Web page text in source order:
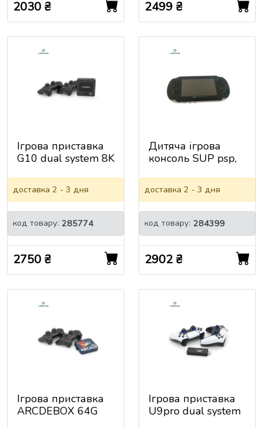
2030 ₴ 2499 ₴
Ігрова приставка
G10 dual system 8K
Android 11.1, HDMI
2.1, WiFi: 2.4G / 5G,
2 Геймпади,
20000+ ІГР
доставка 2 - 3 дня
код товару: 285774
2750 ₴
Дитяча ігрова
консоль SUP psp,
доставка 2 - 3 дня
код товару: 284399
2902 ₴
Ігрова приставка
ARCDEBOX 64G
Ігрова приставка
U9pro dual system